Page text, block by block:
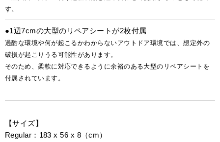
す。
●1辺7cmの大型のリペアシートが2枚付属
過酷な環境や何が起こるかわからないアウトドア環境では、想定外の
破損が起こりうる可能性があります。
そのため、柔軟に対応できるように余裕のある大型のリペアシートを
付属されています。
【サイズ】
Regular：183 x 56 x 8（cm）